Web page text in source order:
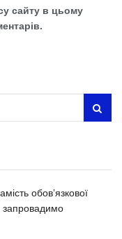
сайту в цьому
обовʼязкової
запровадимо